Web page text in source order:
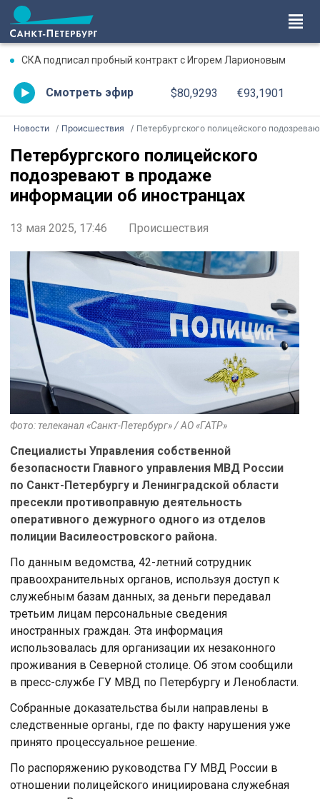
СКА подписал пробный контракт с Игорем Ларионовым
Смотреть эфир $80,9293 €93,1901
Новости Происшествия Петербургского полицейского подозревают в продаже информации об иностранцах
Петербургского полицейского
подозревают в продаже
информации об иностранцах
13 мая 2025, 17:46 Происшествия
Фото: телеканал «Санкт-Петербург» / АО «ГАТР»
Специалисты Управления собственной
безопасности Главного управления МВД России
по Санкт-Петербургу и Ленинградской области
пресекли противоправную деятельность
оперативного дежурного одного из отделов
полиции Василеостровского района.
По данным ведомства, 42-летний сотрудник
правоохранительных органов, используя доступ к
служебным базам данных, за деньги передавал
третьим лицам персональные сведения
иностранных граждан. Эта информация
использовалась для организации их незаконного
проживания в Северной столице. Об этом сообщили
в пресс-службе ГУ МВД по Петербургу и Ленобласти.
Собранные доказательства были направлены в
следственные органы, где по факту нарушения уже
принято процессуальное решение.
По распоряжению руководства ГУ МВД России в
отношении полицейского инициирована служебная